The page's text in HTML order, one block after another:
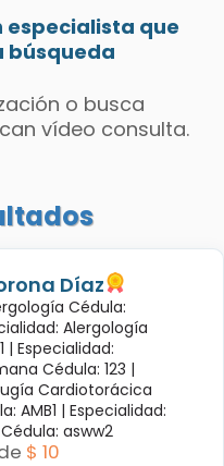
especialista que
búsqueda
o busca
vídeo consulta.
Díaz
Cédula:
Alergología
| Especialidad:
Cédula: 123 |
Cardiotorácica
AMB1 | Especialidad:
asww2
$ 10